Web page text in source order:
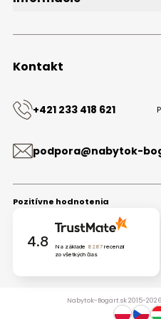
Obchodné podmienky
Kontakt
Kontakt
+421 233 418 621
podpora@nabytok-
Pozitívne hodnotenia
4.8 Na základe 8287recenzií
zo všetkých čias
Nabytok-Bogart.sk 2015-